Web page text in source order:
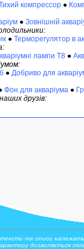
компрессор ●
● Зовнішній
● Терморегулятор в
лампи Т8 ●
● Добриво для
Фон для акваріума ●
друзів:
та описи
дозволяється